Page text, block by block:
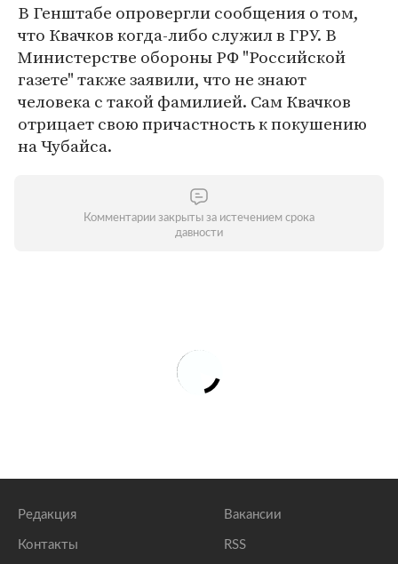
В Генштабе опровергли сообщения о том,
что Квачков когда-либо служил в ГРУ. В
Министерстве обороны РФ "Российской
газете" также заявили, что не знают
человека с такой фамилией. Сам Квачков
отрицает свою причастность к покушению
на Чубайса.
Комментарии закрыты за истечением срока
давности
Редакция
Контакты
Вакансии
RSS